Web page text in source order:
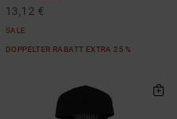
13,12 €
SALE
DOPPELTER RABATT EXTRA 25 %